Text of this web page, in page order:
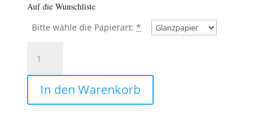
Auf die Wunschliste
Bitte wähle die Papierart: *
Herbstblätter
Aquarell
bunt
🍁
In den Warenkorb